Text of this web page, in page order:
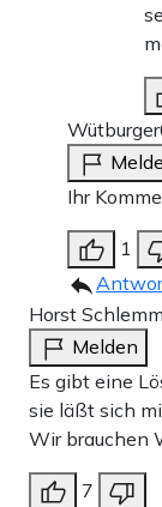
Wütburger
Ihr
1
Horst
Melden
Es gibt eine
sie läßt sich
Wir brauchen
7